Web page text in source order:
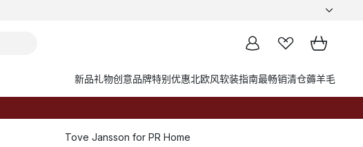
新品礼物创意品牌特别优惠北欧风软装指南最畅销清仓薅羊毛
Tove Jansson for PR Home